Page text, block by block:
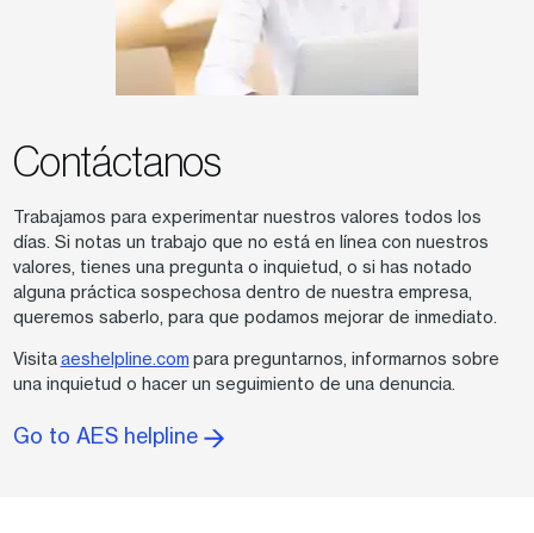
Contáctanos
Trabajamos para experimentar nuestros valores todos los
días. Si notas un trabajo que no está en línea con nuestros
valores, tienes una pregunta o inquietud, o si has notado
alguna práctica sospechosa dentro de nuestra empresa,
queremos saberlo, para que podamos mejorar de inmediato.
Visitaaeshelpline.com para preguntarnos, informarnos sobre
una inquietud o hacer un seguimiento de una denuncia.
Go to AES helpline